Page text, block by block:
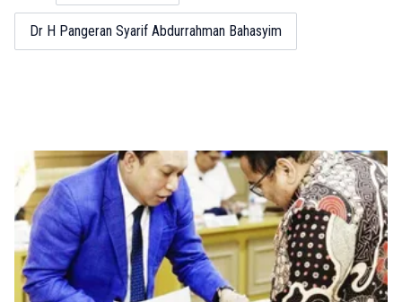
Dr H Pangeran Syarif Abdurrahman Bahasyim